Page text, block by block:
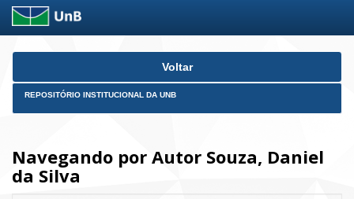
Skip
Voltar
REPOSITÓRIO INSTITUCIONAL DA UNB
Navegando por Autor Souza, Daniel
da Silva